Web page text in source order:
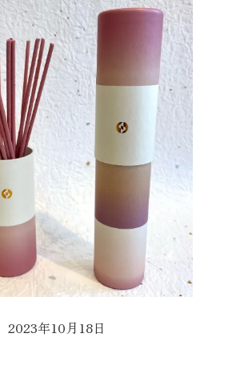
2023年10月18日